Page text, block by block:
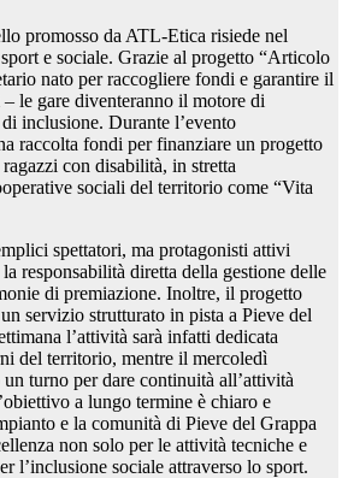
promosso da ATL-Etica risiede nel
e sociale. Grazie al progetto “Articolo
nato per raccogliere fondi e garantire il
le gare diventeranno il motore di
inclusione. Durante l’evento
raccolta fondi per finanziare un progetto
con disabilità, in stretta
sociali del territorio come “Vita
spettatori, ma protagonisti attivi
responsabilità diretta della gestione delle
di premiazione. Inoltre, il progetto
servizio strutturato in pista a Pieve del
l’attività sarà infatti dedicata
del territorio, mentre il mercoledì
turno per dare continuità all’attività
a lungo termine è chiaro e
e la comunità di Pieve del Grappa
non solo per le attività tecniche e
l’inclusione sociale attraverso lo sport.